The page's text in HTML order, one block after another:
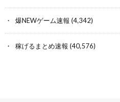
爆NEWゲーム速報 (4,342)
稼げるまとめ速報 (40,576)